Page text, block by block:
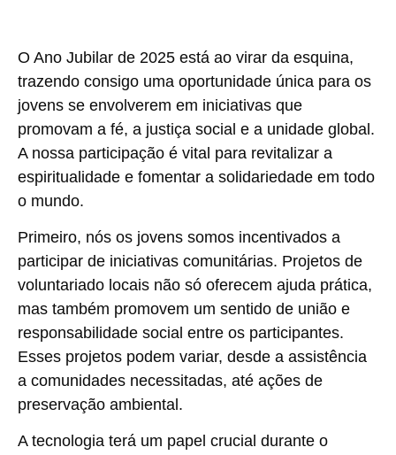
O Ano Jubilar de 2025 está ao virar da esquina,
trazendo consigo uma oportunidade única para os
jovens se envolverem em iniciativas que
promovam a fé, a justiça social e a unidade global.
A nossa participação é vital para revitalizar a
espiritualidade e fomentar a solidariedade em todo
o mundo.
Primeiro, nós os jovens somos incentivados a
participar de iniciativas comunitárias. Projetos de
voluntariado locais não só oferecem ajuda prática,
mas também promovem um sentido de união e
responsabilidade social entre os participantes.
Esses projetos podem variar, desde a assistência
a comunidades necessitadas, até ações de
preservação ambiental.
A tecnologia terá um papel crucial durante o